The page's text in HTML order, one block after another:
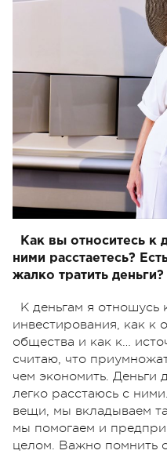
Как вы относитесь к
ними расстаетесь?
жалко тратить деньги?
К деньгам я отношусь
инвестирования, как к
общества и как к…
считаю, что
чем экономить. Деньги
легко расстаюсь с
вещи, мы вкладываем
мы помогаем и
целом. Важно помнить